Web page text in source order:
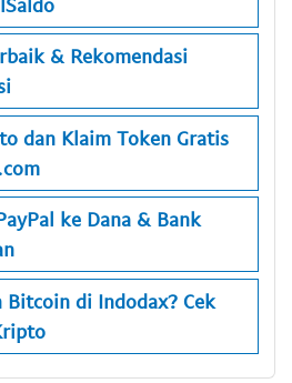
& Rekomendasi
dan Klaim Token Gratis
ke Dana & Bank
Bitcoin di Indodax? Cek